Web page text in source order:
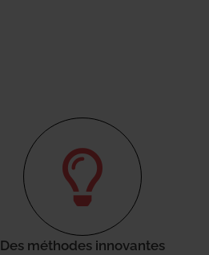
Des méthodes innovantes